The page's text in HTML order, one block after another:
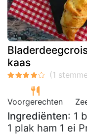
kaas
Voorgerechten
Ingrediënten: 1
1 plak ham 1 ei